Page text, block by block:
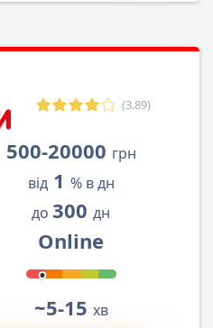
(3.89)
500-20000 грн
від1 % в дн
до 300 дн
Online
~5-15 хв